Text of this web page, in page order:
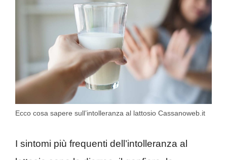
Ecco cosa sapere sull’intolleranza al lattosio Cassanoweb.it
I sintomi più frequenti dell’intolleranza al